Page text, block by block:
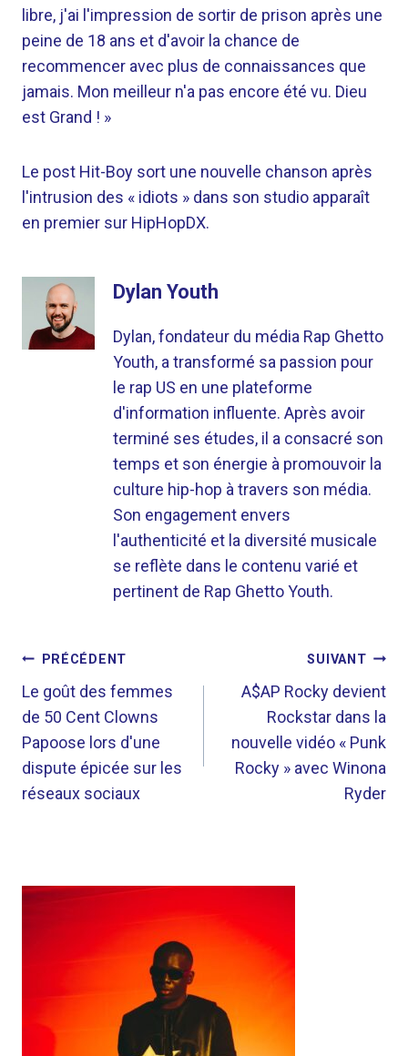
libre, j'ai l'impression de sortir de prison après une
peine de 18 ans et d'avoir la chance de
recommencer avec plus de connaissances que
jamais. Mon meilleur n'a pas encore été vu. Dieu
est Grand ! »
Le post Hit-Boy sort une nouvelle chanson après
l'intrusion des « idiots » dans son studio apparaît
en premier sur HipHopDX.
Dylan Youth
Dylan, fondateur du média Rap Ghetto
Youth, a transformé sa passion pour
le rap US en une plateforme
d'information influente. Après avoir
terminé ses études, il a consacré son
temps et son énergie à promouvoir la
culture hip-hop à travers son média.
Son engagement envers
l'authenticité et la diversité musicale
se reflète dans le contenu varié et
pertinent de Rap Ghetto Youth.
NAVIGATION
DE
L’ARTICLE
PRÉCÉDENT
Le goût des femmes
de 50 Cent Clowns
Papoose lors d'une
dispute épicée sur les
réseaux sociaux
SUIVANT
A$AP Rocky devient
Rockstar dans la
nouvelle vidéo « Punk
Rocky » avec Winona
Ryder